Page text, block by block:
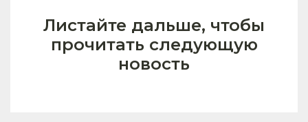
Листайте дальше, чтобы
прочитать следующую
новость